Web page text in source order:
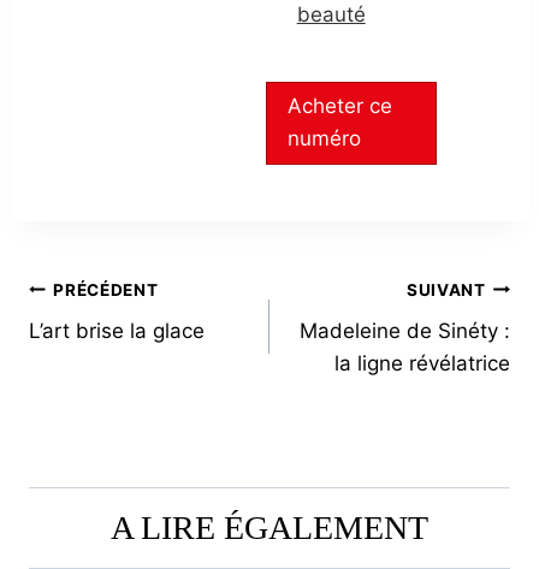
beauté
Acheter ce
numéro
NAVIGATION
DE
PRÉCÉDENT
L’art brise la glace
SUIVANT
Madeleine de Sinéty :
la ligne révélatrice
A LIRE ÉGALEMENT